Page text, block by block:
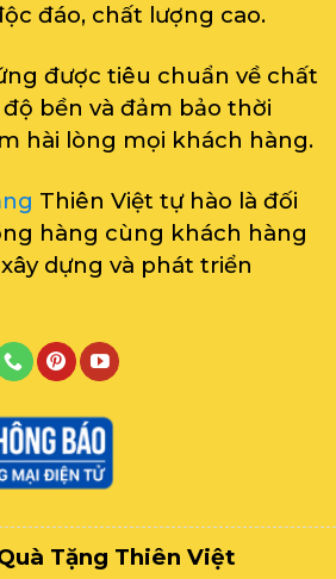
đáo, chất lượng cao.
được tiêu chuẩn về chất
bền và đảm bảo thời
hài lòng mọi khách hàng.
Thiên Việt tự hào là đối
hàng cùng khách hàng
dựng và phát triển
Tặng Thiên Việt